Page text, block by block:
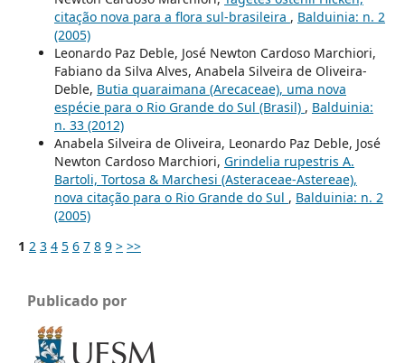
citação nova para a flora sul-brasileira , Balduinia: n. 2
(2005)
Leonardo Paz Deble, José Newton Cardoso Marchiori,
Fabiano da Silva Alves, Anabela Silveira de Oliveira-
Deble, Butia quaraimana (Arecaceae), uma nova
espécie para o Rio Grande do Sul (Brasil) , Balduinia:
n. 33 (2012)
Anabela Silveira de Oliveira, Leonardo Paz Deble, José
Newton Cardoso Marchiori, Grindelia rupestris A.
Bartoli, Tortosa & Marchesi (Asteraceae-Astereae),
nova citação para o Rio Grande do Sul , Balduinia: n. 2
(2005)
1 2 3 4 5 6 7 8 9 > >>
Publicado por